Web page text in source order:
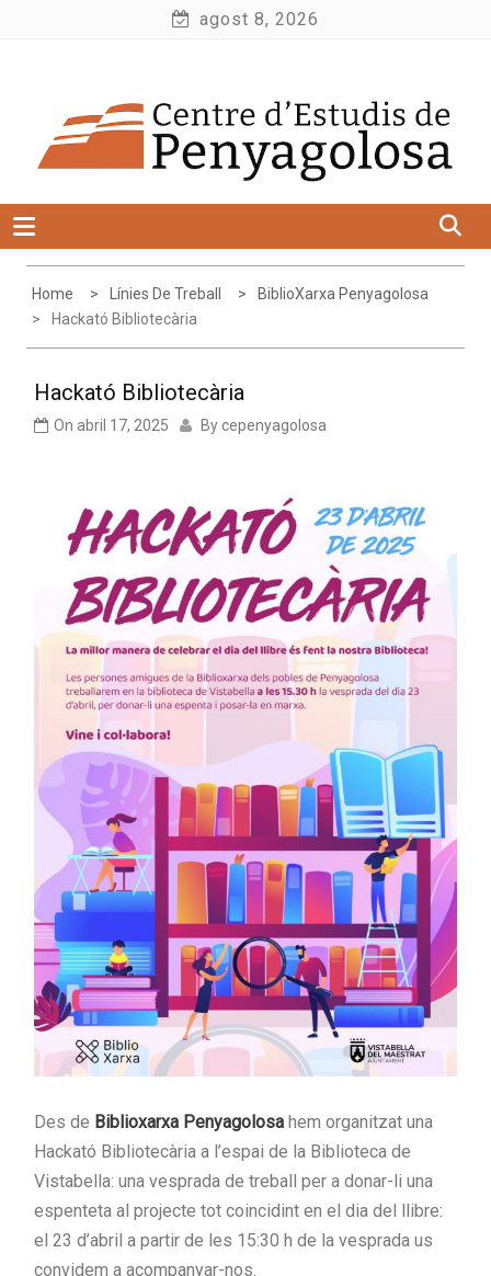
agost 8, 2026
Home Línies De Treball
BiblioXarxa Penyagolosa
Hackató Bibliotecària
Hackató Bibliotecària
On abril 17, 2025 By cepenyagolosa
Des de Biblioxarxa Penyagolosa hem organitzat una
Hackató Bibliotecària a l’espai de la Biblioteca de
Vistabella: una vesprada de treball per a donar-li una
espenteta al projecte tot coincidint en el dia del llibre:
el 23 d’abril a partir de les 15:30 h de la vesprada us
convidem a acompanyar-nos.